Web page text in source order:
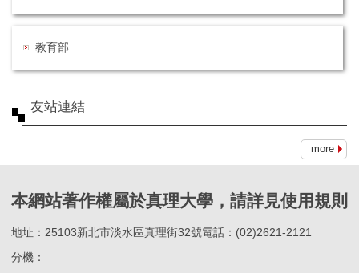
教育部
友站連結
more
本網站著作權屬於真理大學，請詳見使用規則
地址：25103新北市淡水區真理街32號電話：(02)2621-2121
分機：